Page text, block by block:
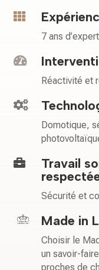

7 ans

Réactivité et

Domotique,

Travail
Sécurité et
Made in
Choisir le
un savoir-
proches de